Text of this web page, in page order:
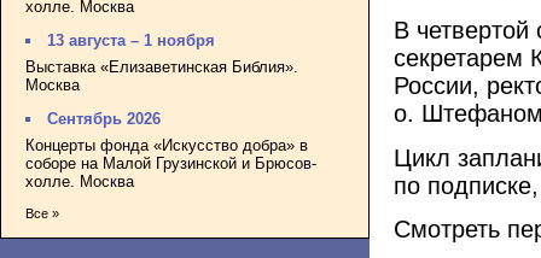
холле. Москва
13 августа – 1 ноября
Выставка «Елизаветинская Библия».
Москва
Сентябрь 2026
Концерты фонда «Искусство добра» в
соборе на Малой Грузинской и Брюсов-
холле. Москва
Все »
В
секретарем
России,
о.
Цикл
по
Смотреть